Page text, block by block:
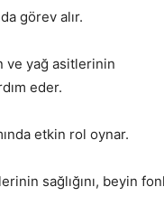
görev alır.
ve yağ asitlerinin
eder.
etkin rol oynar.
sağlığını, beyin